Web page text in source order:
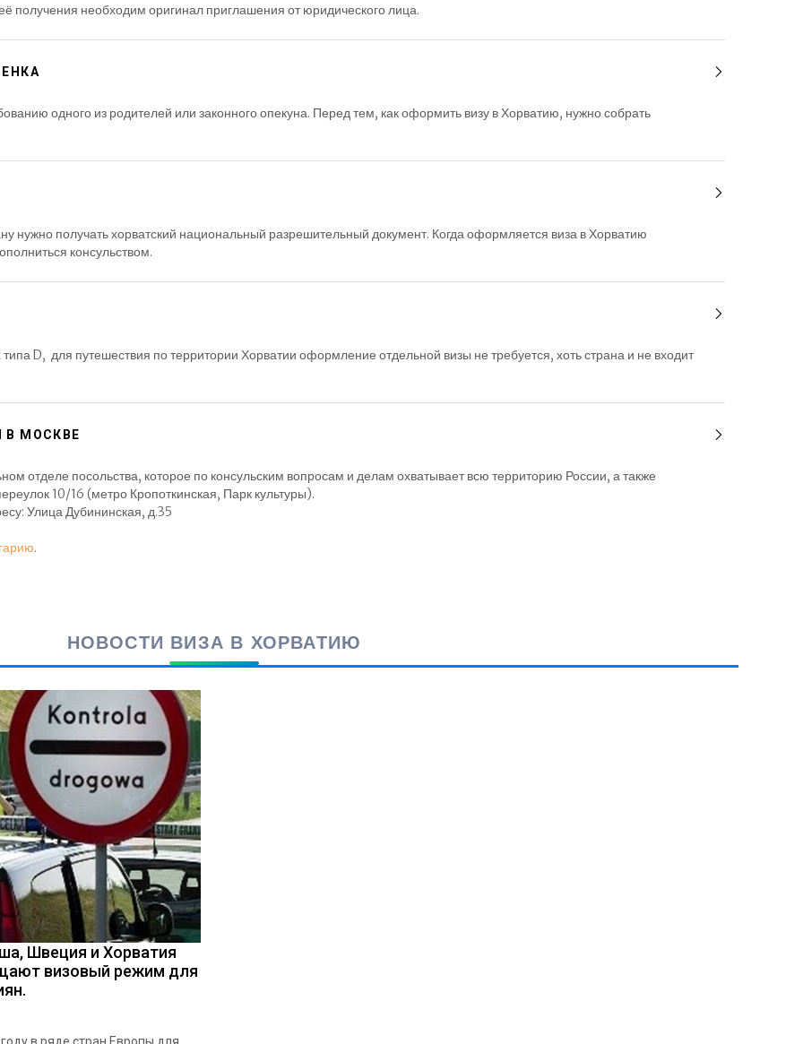
получения необходим оригинал приглашения от юридического лица.
одного из родителей или законного опекуна. Перед тем, как оформить визу в Хорватию, нужно собрать
нужно получать хорватский национальный разрешительный документ. Когда оформляется виза в Хорватию
консульством.
D, для путешествия по территории Хорватии оформление отдельной визы не требуется, хоть страна и не входит
В МОСКВЕ
отделе посольства, которое по консульским вопросам и делам охватывает всю территорию России, а также
10/16 (метро Кропоткинская, Парк культуры).
Улица Дубининская, д.35
.
НОВОСТИ ВИЗА В ХОРВАТИЮ
Швеция и Хорватия
визовый режим для
в ряде стран Европы для